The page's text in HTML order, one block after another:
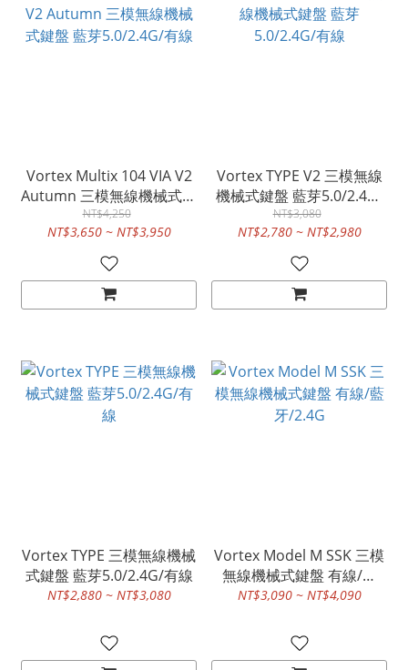
Vortex Multix 104 VIA V2
Autumn 三模無線機械式鍵
盤 藍芽5.0/2.4G/有線
NT$4,250
NT$3,650 ~ NT$3,950
Vortex TYPE V2 三模無線
機械式鍵盤 藍芽5.0/2.4G/
有線
NT$3,080
NT$2,780 ~ NT$2,980
Vortex TYPE 三模無線機械
式鍵盤 藍芽5.0/2.4G/有線
NT$2,880 ~ NT$3,080
Vortex Model M SSK 三模
無線機械式鍵盤 有線/藍
牙/2.4G
NT$3,090 ~ NT$4,090